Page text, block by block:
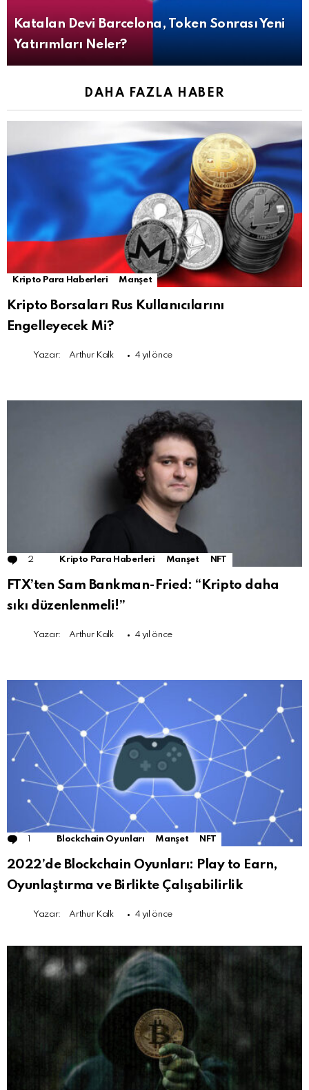
Katalan Devi Barcelona, Token Sonrası Yeni
Yatırımları Neler?
DAHA FAZLA HABER
Kripto Para Haberleri Manşet
Kripto Borsaları Rus Kullanıcılarını
Engelleyecek Mi?
Yazar: Arthur Kalk 4 yıl önce
2 Comments
Kripto Para Haberleri Manşet NFT
FTX’ten Sam Bankman-Fried: “Kripto daha
sıkı düzenlenmeli!”
Yazar: Arthur Kalk 4 yıl önce
Comment
Blockchain Oyunları Manşet NFT
2022’de Blockchain Oyunları: Play to Earn,
Oyunlaştırma ve Birlikte Çalışabilirlik
Yazar: Arthur Kalk 4 yıl önce